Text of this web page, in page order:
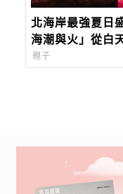
北海岸最強夏日
海潮與火」從白
必玩攻略
親子